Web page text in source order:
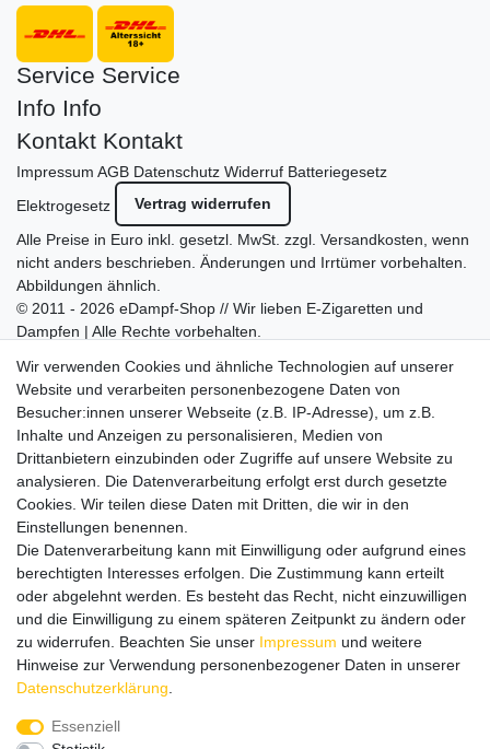
Service Service
Info Info
Kontakt Kontakt
Impressum AGB Datenschutz Widerruf Batteriegesetz
Elektrogesetz
Vertrag widerrufen
Alle Preise in Euro inkl. gesetzl. MwSt. zzgl. Versandkosten , wenn
nicht anders beschrieben. Änderungen und Irrtümer vorbehalten.
Abbildungen ähnlich.
© 2011 - 2026 eDampf-Shop // Wir lieben E-Zigaretten und
Dampfen | Alle Rechte vorbehalten.
mit vielen spannenden Artikeln.
Bitte entschuldigen Sie, wenn wir telefonisch wegen hoher
betrieblicher Auslastung nicht erreichbar sein sollten.
Schreiben Sie uns gerne eine E-Mail mit Ihrer Telefonnummer
und der Bitte um Rückruf.
Wir rufen Sie schnellstmöglich zurück.
Wir versenden in die folgenden Länder
Versandkostenfrei (DE) ab 69 €
Wir verwenden Cookies und ähnliche Technologien auf unserer
Website und verarbeiten personenbezogene Daten von
Besucher:innen unserer Webseite (z.B. IP-Adresse), um z.B.
Inhalte und Anzeigen zu personalisieren, Medien von
Drittanbietern einzubinden oder Zugriffe auf unsere Website zu
analysieren. Die Datenverarbeitung erfolgt erst durch gesetzte
Cookies. Wir teilen diese Daten mit Dritten, die wir in den
Einstellungen benennen.
Die Datenverarbeitung kann mit Einwilligung oder aufgrund eines
berechtigten Interesses erfolgen. Die Zustimmung kann erteilt
oder abgelehnt werden. Es besteht das Recht, nicht einzuwilligen
und die Einwilligung zu einem späteren Zeitpunkt zu ändern oder
zu widerrufen. Beachten Sie unser Impressum und weitere
Hinweise zur Verwendung personenbezogener Daten in unserer
Daten­schutz­erklärung
Essenziell